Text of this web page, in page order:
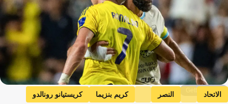
Getty Images
الاتحاد النصر كريم بنزيما
كريستيانو رونالدو